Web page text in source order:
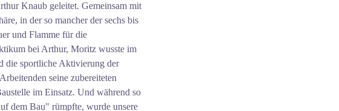
Knaub geleitet. Gemeinsam mit
in der so mancher der sechs bis
und Flamme für die
bei Arthur, Moritz wusste im
die sportliche Aktivierung der
seine zubereiteten
im Einsatz. Und während so
dem Bau" rümpfte, wurde unsere